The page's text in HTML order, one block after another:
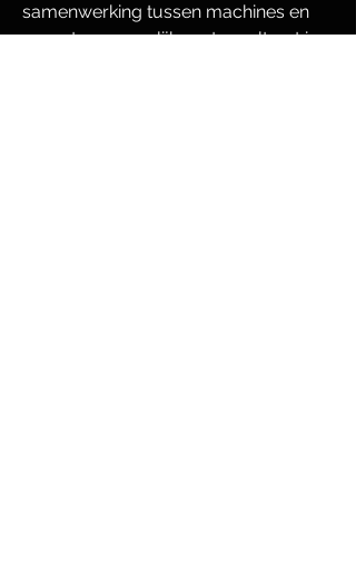
samenwerking tussen machines en
operators mogelijk, wat resulteert in